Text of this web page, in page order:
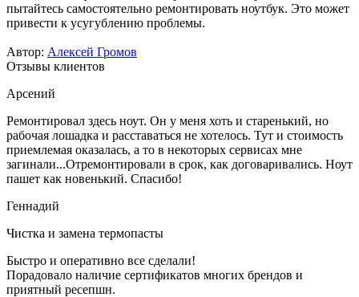
пытайтесь самостоятельно ремонтировать ноутбук. Это может
привести к усугублению проблемы.
Автор: Алексей Громов
Отзывы клиентов
Арсений
Ремонтировал здесь ноут. Он у меня хоть и старенький, но
рабочая лошадка и расставаться не хотелось. Тут и стоимость
приемлемая оказалась, а то в некоторых сервисах мне
загинали...Отремонтировали в срок, как договаривались. Ноут
пашет как новенький. Спасибо!
Геннадий
Чистка и замена термопасты
Быстро и оперативно все сделали!
Порадовало наличие сертификатов многих брендов и
приятный ресепшн.